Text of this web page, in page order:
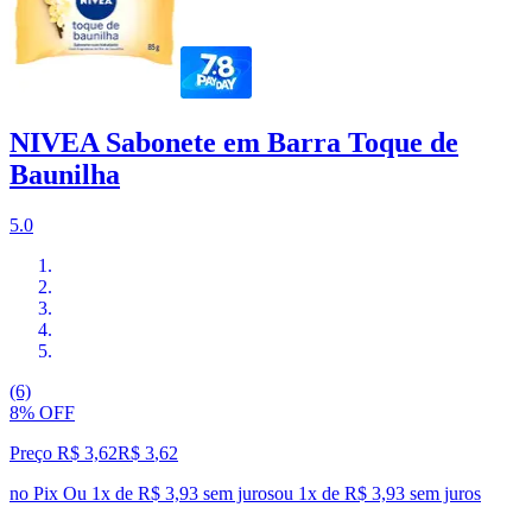
NIVEA Sabonete em Barra Toque de
Baunilha
5.0
(6)
8% OFF
Preço R$ 3,62R$ 3,62
no Pix Ou 1x de R$ 3,93 sem jurosou 1x de R$ 3,93 sem juros